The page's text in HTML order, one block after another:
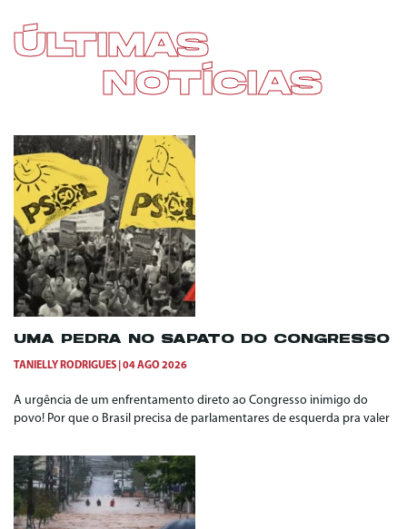
ÚLTIMAS
NOTÍCIAS
UMA PEDRA NO SAPATO DO CONGRESSO
TANIELLY RODRIGUES 04 AGO 2026
A urgência de um enfrentamento direto ao Congresso inimigo do
povo! Por que o Brasil precisa de parlamentares de esquerda pra valer